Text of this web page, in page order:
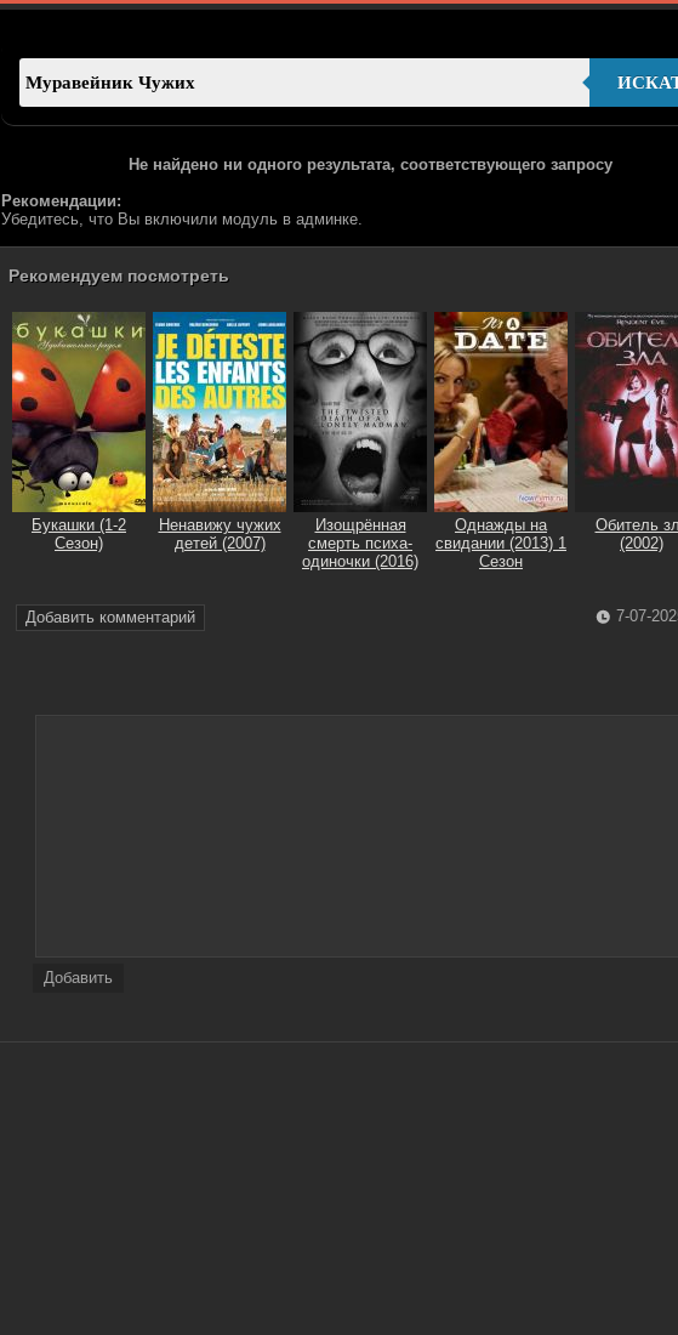
Не найдено ни одного результата, соответствующего запросу
Рекомендации:
Убедитесь, что Вы включили модуль в админке.
Рекомендуем посмотреть
Букашки (1-2
Сезон)
Ненавижу чужих
детей (2007)
Изощрённая
смерть психа-
одиночки (2016)
Однажды на
свидании (2013) 1
Сезон
Обитель
(2002)
Добавить комментарий 7-07-
Добавить